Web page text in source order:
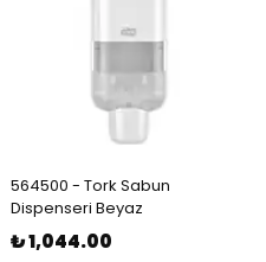
564500 - Tork Sabun
Dispenseri Beyaz
₺ 1,044.00